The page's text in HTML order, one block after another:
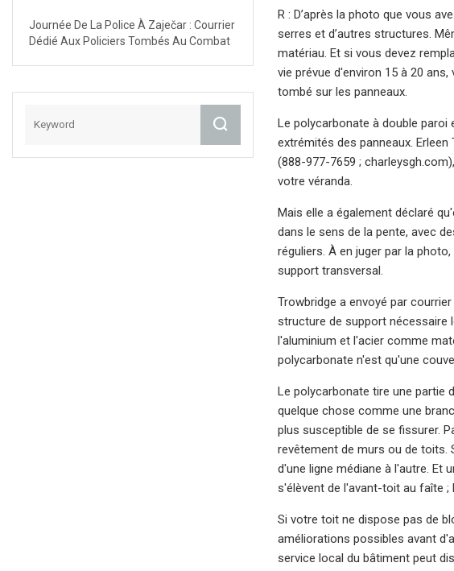
Journée De La Police À Zaječar : Courrier
Dédié Aux Policiers Tombés Au Combat
R : D’après la photo que vous
serres et d’autres structures.
matériau. Et si vous devez
vie prévue d'environ 15 à 20
tombé sur les panneaux.
Le polycarbonate à double
extrémités des panneaux.
(888-977-7659 ;
votre véranda.
Mais elle a également déclaré
dans le sens de la pente, avec
réguliers. À en juger par la
support transversal.
Trowbridge a envoyé par
structure de support nécessaire
l'aluminium et l'acier comme
polycarbonate n'est qu'une
Le polycarbonate tire une partie
quelque chose comme une
plus susceptible de se fissurer.
revêtement de murs ou de toits.
d'une ligne médiane à l'autre. Et
s'élèvent de l'avant-toit au faîte ;
Si votre toit ne dispose pas de
améliorations possibles avant
service local du bâtiment peut